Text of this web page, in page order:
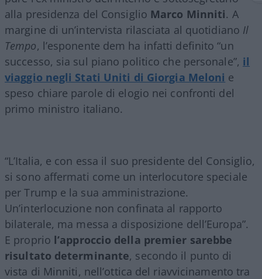
alla presidenza del Consiglio Marco Minniti. A
margine di un’intervista rilasciata al quotidiano Il
Tempo, l’esponente dem ha infatti definito “un
successo, sia sul piano politico che personale”, il
viaggio negli Stati Uniti di Giorgia Meloni e
speso chiare parole di elogio nei confronti del
primo ministro italiano.
“L’Italia, e con essa il suo presidente del Consiglio,
si sono affermati come un interlocutore speciale
per Trump e la sua amministrazione.
Un’interlocuzione non confinata al rapporto
bilaterale, ma messa a disposizione dell’Europa”.
E proprio l’approccio della premier sarebbe
risultato determinante, secondo il punto di
vista di Minniti, nell’ottica del riavvicinamento tra